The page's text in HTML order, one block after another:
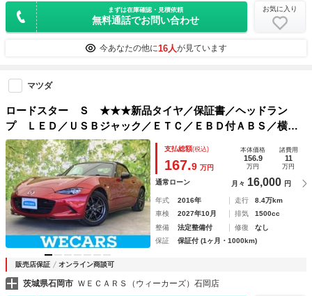
まずは在庫確認・見積依頼
無料通話でお問い合わせ
お気に入り
今あなたの他に16人が見ています
マツダ
ロードスター Ｓ ★★★新品タイヤ／保証書／ヘッドラン
プ ＬＥＤ／ＵＳＢジャック／ＥＴＣ／ＥＢＤ付ＡＢＳ／横滑
り防止装置／禁煙車／エアバッグ 運転席／エアバッグ 助手
席／アルミホイール 純正 １６インチ
支払総額(税込)
167.9 万円
本体価格
156.9
万円
諸費用
11
万円
通常ローン 月々 16,000 円
年式 2016年 走行
8.4万km
車検
2027年10月 排気
1500cc
整備
法定整備付 修復
なし
保証
保証付 (1ヶ月・1000km)
販売店保証 オンライン商談可
茨城県石岡市 ＷＥＣＡＲＳ（ウィーカーズ）石岡店